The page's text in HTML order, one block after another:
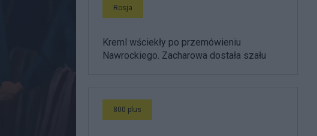
Rosja
Kreml wściekły po przemówieniu
Nawrockiego. Zacharowa dostała szału
800 plus